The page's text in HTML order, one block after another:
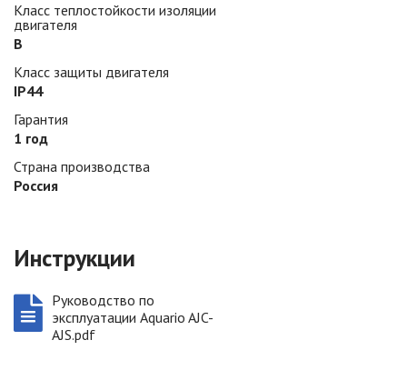
Класс теплостойкости изоляции
двигателя
B
Класс защиты двигателя
IP44
Гарантия
1 год
Страна производства
Россия
Инструкции
Руководство по
эксплуатации Aquario AJC-
AJS.pdf